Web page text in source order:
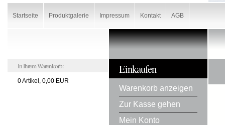
Startseite Produktgalerie Impressum Kontakt AGB
In Ihrem Warenkorb:
0Artikel, 0,00 EUR
Einkaufen
Warenkorb anzeigen
Zur Kasse gehen
Mein Konto